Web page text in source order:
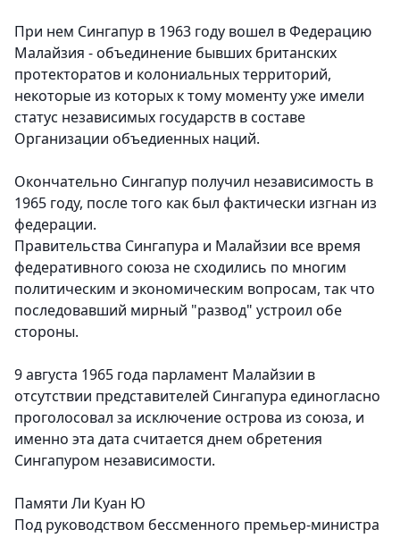
При нем Сингапур в 1963 году вошел в Федерацию
Малайзия - объединение бывших британских
протекторатов и колониальных территорий,
некоторые из которых к тому моменту уже имели
статус независимых государств в составе
Организации объедиенных наций.
Окончательно Сингапур получил независимость в
1965 году, после того как был фактически изгнан из
федерации.
Правительства Сингапура и Малайзии все время
федеративного союза не сходились по многим
политическим и экономическим вопросам, так что
последовавший мирный "развод" устроил обе
стороны.
9 августа 1965 года парламент Малайзии в
отсутствии представителей Сингапура единогласно
проголосовал за исключение острова из союза, и
именно эта дата считается днем обретения
Сингапуром независимости.
Памяти Ли Куан Ю
Под руководством бессменного премьер-министра